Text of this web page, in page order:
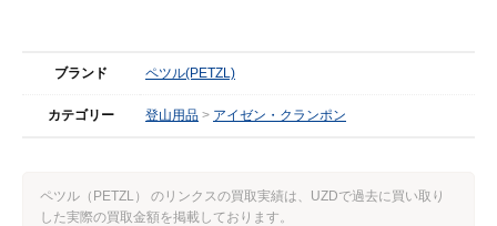
ブランド ペツル(PETZL)
カテゴリー 登山用品 アイゼン・クランポン
ペツル（PETZL） のリンクスの買取実績は、UZDで過去に買い取り
した実際の買取金額を掲載しております。